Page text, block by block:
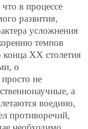
в процессе
развития,
усложнения
темпов
XX столетия
о
не
а
воедино,
противоречий,